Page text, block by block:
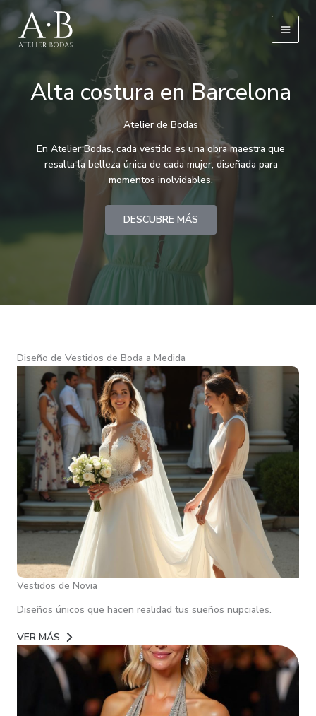
contenido
Alta costura en Barcelona
Atelier de Bodas
En Atelier Bodas, cada vestido es una obra maestra que
resalta la belleza única de cada mujer, diseñada para
momentos inolvidables.
DESCUBRE MÁS
Diseño de Vestidos de Boda a Medida
Vestidos de Novia
Diseños únicos que hacen realidad tus sueños nupciales.
VER MÁS